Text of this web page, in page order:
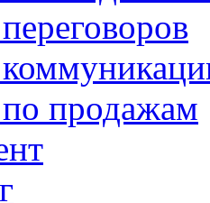
продажам